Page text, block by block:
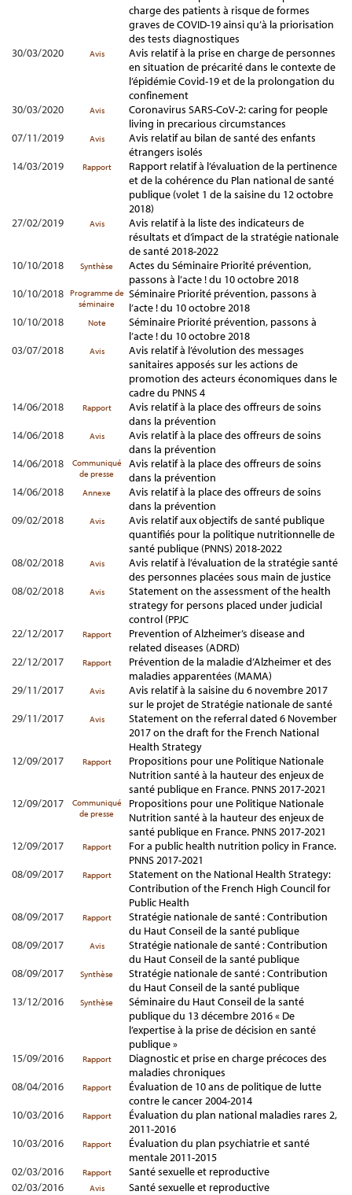
charge des patients à risque de formes
graves de COVID-19 ainsi qu’à la priorisation
des tests diagnostiques
30/03/2020
Avis
Avis relatif à la prise en charge de personnes
en situation de précarité dans le contexte de
l’épidémie Covid-19 et de la prolongation du
confinement
30/03/2020
Avis
Coronavirus SARS-CoV-2: caring for people
living in precarious circumstances
07/11/2019
Avis
Avis relatif au bilan de santé des enfants
étrangers isolés
14/03/2019
Rapport
Rapport relatif à l’évaluation de la pertinence
et de la cohérence du Plan national de santé
publique (volet 1 de la saisine du 12 octobre
2018)
27/02/2019
Avis
Avis relatif à la liste des indicateurs de
résultats et d’impact de la stratégie nationale
de santé 2018-2022
10/10/2018
Synthèse
Actes du Séminaire Priorité prévention,
passons à l’acte ! du 10 octobre 2018
10/10/2018 Programme de
séminaire
Séminaire Priorité prévention, passons à
l’acte ! du 10 octobre 2018
10/10/2018
Note
Séminaire Priorité prévention, passons à
l’acte ! du 10 octobre 2018
03/07/2018
Avis
Avis relatif à l’évolution des messages
sanitaires apposés sur les actions de
promotion des acteurs économiques dans le
cadre du PNNS 4
14/06/2018
Rapport
Avis relatif à la place des offreurs de soins
dans la prévention
14/06/2018
Avis
Avis relatif à la place des offreurs de soins
dans la prévention
14/06/2018
Communiqué
de presse
Avis relatif à la place des offreurs de soins
dans la prévention
14/06/2018
Annexe
Avis relatif à la place des offreurs de soins
dans la prévention
09/02/2018
Avis
Avis relatif aux objectifs de santé publique
quantifiés pour la politique nutritionnelle de
santé publique (PNNS) 2018-2022
08/02/2018
Avis
Avis relatif à l’évaluation de la stratégie santé
des personnes placées sous main de justice
08/02/2018
Avis
Statement on the assessment of the health
strategy for persons placed under judicial
control (PPJC
22/12/2017
Rapport
Prevention of Alzheimer’s disease and
related diseases (ADRD)
22/12/2017
Rapport
Prévention de la maladie d’Alzheimer et des
maladies apparentées (MAMA)
29/11/2017
Avis
Avis relatif à la saisine du 6 novembre 2017
sur le projet de Stratégie nationale de santé
29/11/2017
Avis
Statement on the referral dated 6 November
2017 on the draft for the French National
Health Strategy
12/09/2017
Rapport
Propositions pour une Politique Nationale
Nutrition santé à la hauteur des enjeux de
santé publique en France. PNNS 2017-2021
12/09/2017
Communiqué
de presse
Propositions pour une Politique Nationale
Nutrition santé à la hauteur des enjeux de
santé publique en France. PNNS 2017-2021
12/09/2017
Rapport
For a public health nutrition policy in France.
PNNS 2017-2021
08/09/2017
Rapport
Statement on the National Health Strategy:
Contribution of the French High Council for
Public Health
08/09/2017
Rapport
Stratégie nationale de santé : Contribution
du Haut Conseil de la santé publique
08/09/2017
Avis
Stratégie nationale de santé : Contribution
du Haut Conseil de la santé publique
08/09/2017
Synthèse
Stratégie nationale de santé : Contribution
du Haut Conseil de la santé publique
13/12/2016
Synthèse
Séminaire du Haut Conseil de la santé
publique du 13 décembre 2016 « De
l’expertise à la prise de décision en santé
publique »
15/09/2016
Rapport
Diagnostic et prise en charge précoces des
maladies chroniques
08/04/2016
Rapport
Évaluation de 10 ans de politique de lutte
contre le cancer 2004-2014
10/03/2016
Rapport
Évaluation du plan national maladies rares 2,
2011-2016
10/03/2016
Rapport
Évaluation du plan psychiatrie et santé
mentale 2011-2015
02/03/2016
Rapport
Santé sexuelle et reproductive
02/03/2016
Avis
Santé sexuelle et reproductive